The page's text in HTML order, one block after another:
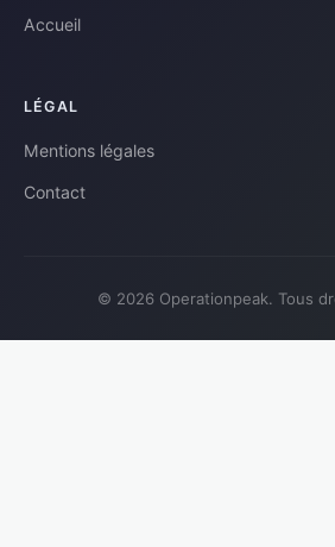
Accueil
LÉGAL
Mentions légales
Contact
© 2026 Operationpeak. Tous